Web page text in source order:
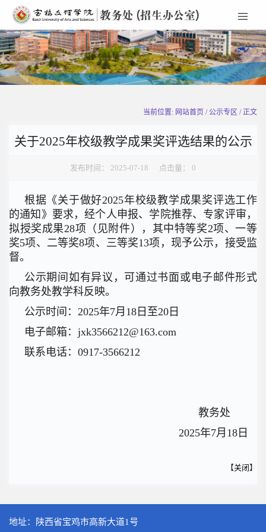
当前位置: 网站首页 / 公示专区 / 正文
关于2025年校级教学成果奖评选结果的公示
发布时间： 2025-07-18 点击量： 0
根据《关于做好2025年校级教学成果奖评选工作
的通知》要求，经个人申报、学院推荐、专家评审，
拟授奖成果28项（见附件），其中特等奖2项、一等
奖5项、二等奖8项、三等奖13项，现予公示，接受监
督。
公示期间如有异议，可通过书面或电子邮件形式
向教务处教学科反映。
公示时间：2025年7月18日至20日
电子邮箱：jxk3566212@163.com
联系电话：0917-3566212
教务处
2025年7月18日
【关闭 】
地址：陕西省宝鸡市高新大道1号